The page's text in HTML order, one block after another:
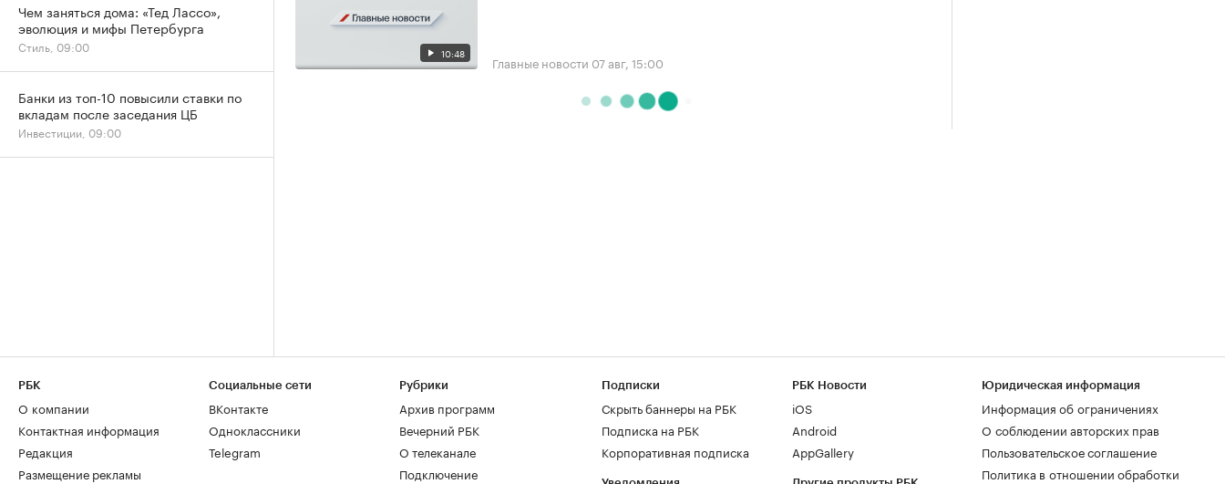
10:48 Главные новости 07 авг, 15:00
Чем заняться дома: «Тед Лассо»,
эволюция и мифы Петербурга
Стиль, 09:00
Банки из топ-10 повысили ставки по
вкладам после заседания ЦБ
Инвестиции, 09:00
РБК
О компании
Контактная информация
Редакция
Размещение рекламы
Социальные сети
ВКонтакте
Одноклассники
Telegram
Рубрики
Архив программ
Вечерний РБК
О телеканале
Подключение
Подписки
Скрыть баннеры на РБК
Подписка на РБК
Корпоративная подписка
РБК Новости
iOS
Android
AppGallery
Юридическая информация
Информация об ограничениях
О соблюдении авторских прав
Пользовательское соглашение
Политика в отношении обработки